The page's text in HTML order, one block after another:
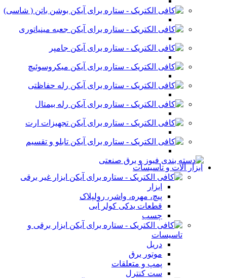
بوشن باتن ( شاسی)
جعبه مینیاتوری
جامپر
میکروسوئیچ
رله حفاظتی
رله بیمتال
تجهیزات ارت
تابلو و تقسیم
ابزار آلات و تاسیسات
ابزار غیر برقی
ابزار
پیچ، مهره، واشر، رولپلاک
قطعات یدکی کولر آبی
چسب
ابزار برقی و
تاسیسات
دریل
موتور برق
پمپ و متعلقات
ست کنترل